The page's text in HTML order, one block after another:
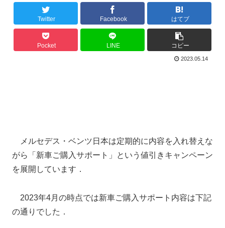
Twitter Facebook はてブ
Pocket LINE コピー
2023.05.14
メルセデス・ベンツ日本は定期的に内容を入れ替えな
がら「新車ご購入サポート」という値引きキャンペーン
を展開しています．
2023年4月の時点では新車ご購入サポート内容は下記
の通りでした．